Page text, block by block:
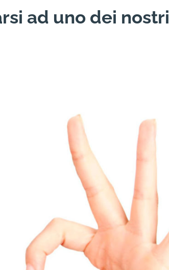
ad uno dei nostri